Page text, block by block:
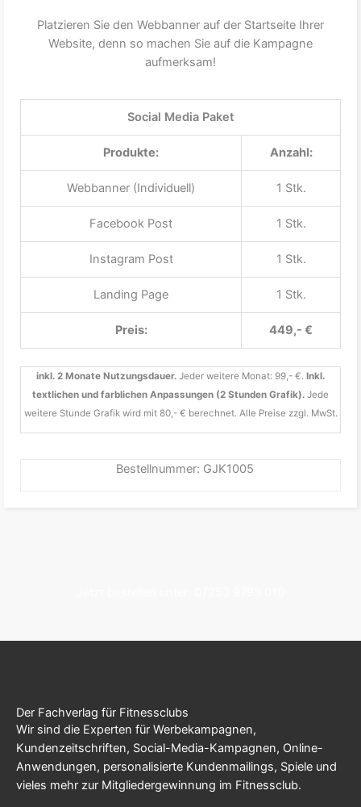
Platzieren Sie den Webbanner auf der Startseite Ihrer
Website, denn so machen Sie auf die Kampagne
aufmerksam!
Social Media Paket
Produkte: Anzahl:
Webbanner (Individuell) 1 Stk.
Facebook Post 1 Stk.
Instagram Post 1 Stk.
Landing Page 1 Stk.
Preis: 449,- €
inkl. 2 Monate Nutzungsdauer. Jeder weitere Monat: 99,- €. Inkl.
textlichen und farblichen Anpassungen (2 Stunden Grafik). Jede
weitere Stunde Grafik wird mit 80,- € berechnet. Alle Preise zzgl. MwSt.
Bestellnummer: GJK1005
Der Fachverlag für Fitnessclubs
Wir sind die Experten für Werbekampagnen,
Kundenzeitschriften, Social-Media-Kampagnen, Online-
Anwendungen, personalisierte Kundenmailings, Spiele und
vieles mehr zur Mitgliedergewinnung im Fitnessclub.